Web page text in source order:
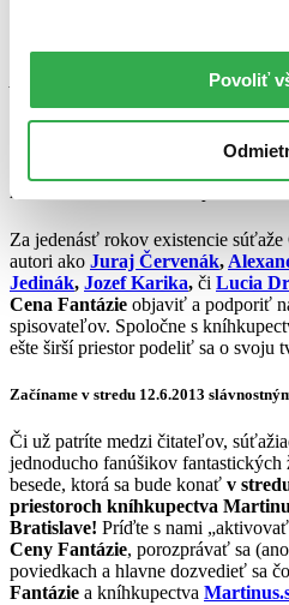
Povoliť
poviedka bude ocenená Cenou
. Cena spoločnosti
najlepšej poviedky v žánri sci-fi.
ocenená aj najlepšia fantasy
Renomovaná súťaž stála na počiatku
Za jedenásť rokov existencie
autori ako Juraj Červenák,
Jedinák, Jozef Karika, či Lucia
Cena Fantázie objaviť a podporiť
spisovateľov. Spoločne s
ešte širší priestor podeliť sa o svoju
Začíname v stredu 12.6.2013
Či už patríte medzi čitateľov,
jednoducho fanúšikov fantastických
besede, ktorá sa bude konať v
priestoroch kníhkupectva
Bratislave! Príďte s nami
Ceny Fantázie, porozprávať sa
poviedkach a hlavne dozvedieť sa
Fantázie a kníhkupectva